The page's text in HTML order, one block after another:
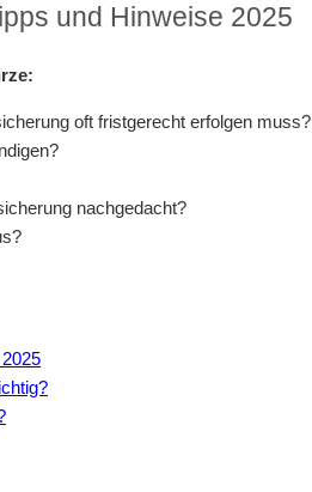
und Hinweise 2025
oft fristgerecht erfolgen muss?
nachgedacht?